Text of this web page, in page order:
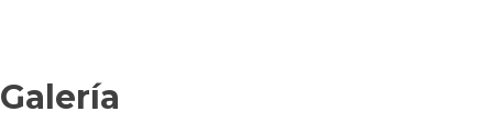
Galería